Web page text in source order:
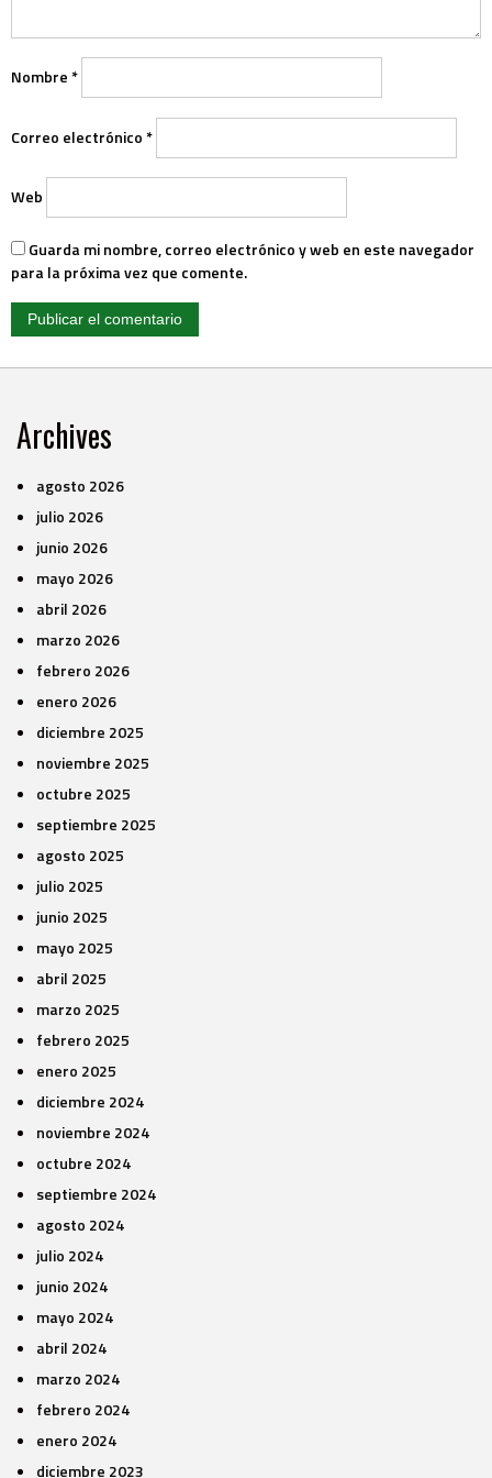
Nombre*
Correo electrónico*
Web
Guarda mi nombre, correo electrónico y web en este navegador
para la próxima vez que comente.
Archives
agosto 2026
julio 2026
junio 2026
mayo 2026
abril 2026
marzo 2026
febrero 2026
enero 2026
diciembre 2025
noviembre 2025
octubre 2025
septiembre 2025
agosto 2025
julio 2025
junio 2025
mayo 2025
abril 2025
marzo 2025
febrero 2025
enero 2025
diciembre 2024
noviembre 2024
octubre 2024
septiembre 2024
agosto 2024
julio 2024
junio 2024
mayo 2024
abril 2024
marzo 2024
febrero 2024
enero 2024
diciembre 2023